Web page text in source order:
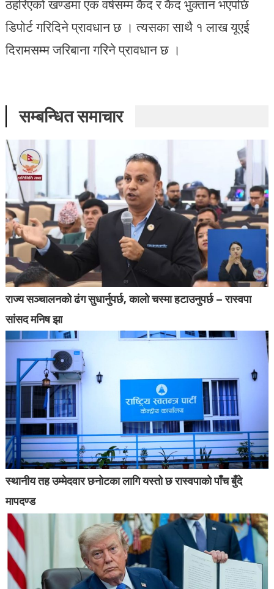
ठहरिएको खण्डमा एक वर्षसम्म कैद र कैद भुक्तान भएपछि
डिपोर्ट गरिदिने प्रावधान छ । त्यसका साथै १ लाख यूएई
दिरामसम्म जरिबाना गरिने प्रावधान छ ।
सम्बन्धित समाचार
राज्य सञ्चालनको ढंग सुधार्नुपर्छ, कालो चस्मा हटाउनुपर्छ – रास्वपा
सांसद मनिष झा
स्थानीय तह उम्मेदवार छनोटका लागि यस्तो छ रास्वपाको पाँच बुँदे
मापदण्ड